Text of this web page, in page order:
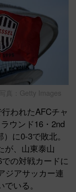
真：Getty Images
われたAFCチャ
ウンド16・2nd
に0-3で敗北。
が、山東泰山
の対戦カードに
ジアサッカー連
いる。